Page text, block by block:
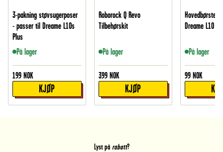
3-pakning støvsugerposer
- passer til Dreame L10s
Plus
På lager
199 NOK
KJØP
Roborock Q Revo
Tilbehørskit
På lager
399 NOK
KJØP
Hovedbørste
Dreame L10
På lager
99 NOK
Lyst på rabatt?